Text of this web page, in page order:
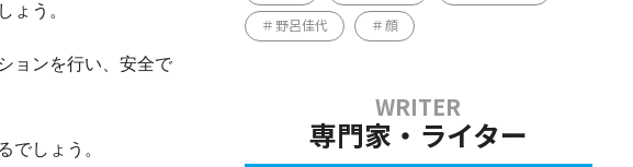
ょう。
ョンを行い、安全で
でしょう。
野呂佳代 顔
専門家・ライター